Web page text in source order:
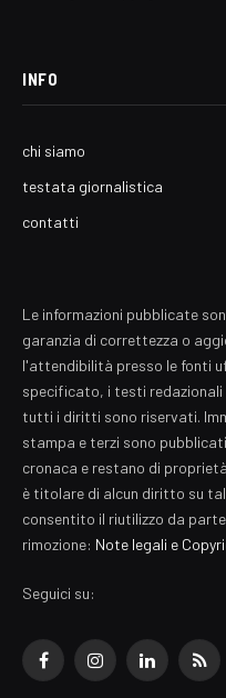
INFO
chi siamo
testata giornalistica
contatti
Le informazioni pubblicate
garanzia di correttezza o
l'attendibilità presso le fonti
specificato, i testi
tutti i diritti sono riservati.
stampa e terzi sono
cronaca e restano di
è titolare di alcun diritto su
consentito il riutilizzo da
rimozione: Note legali e
Seguici su:
FacebookInstagramLinkedInRSS